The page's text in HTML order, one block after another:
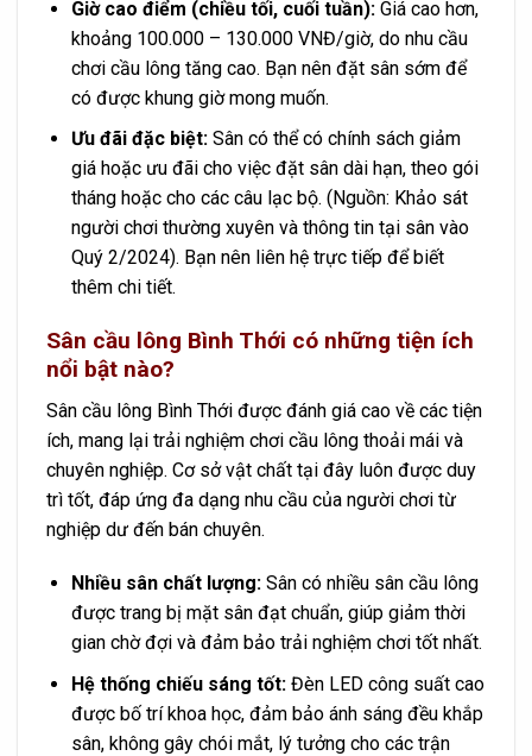
Giờ cao điểm (chiều tối, cuối tuần):Giá cao hơn,
khoảng 100.000 – 130.000 VNĐ/giờ, do nhu cầu
chơi cầu lông tăng cao. Bạn nên đặt sân sớm để
có được khung giờ mong muốn.
Ưu đãi đặc biệt:Sân có thể có chính sách giảm
giá hoặc ưu đãi cho việc đặt sân dài hạn, theo gói
tháng hoặc cho các câu lạc bộ. (Nguồn: Khảo sát
người chơi thường xuyên và thông tin tại sân vào
Quý 2/2024). Bạn nên liên hệ trực tiếp để biết
thêm chi tiết.
Sân cầu lông Bình Thới có những tiện ích
nổi bật nào?
Sân cầu lông Bình Thới được đánh giá cao về các tiện
ích, mang lại trải nghiệm chơi cầu lông thoải mái và
chuyên nghiệp. Cơ sở vật chất tại đây luôn được duy
trì tốt, đáp ứng đa dạng nhu cầu của người chơi từ
nghiệp dư đến bán chuyên.
Nhiều sân chất lượng:Sân có nhiều sân cầu lông
được trang bị mặt sân đạt chuẩn, giúp giảm thời
gian chờ đợi và đảm bảo trải nghiệm chơi tốt nhất.
Hệ thống chiếu sáng tốt:Đèn LED công suất cao
được bố trí khoa học, đảm bảo ánh sáng đều khắp
sân, không gây chói mắt, lý tưởng cho các trận